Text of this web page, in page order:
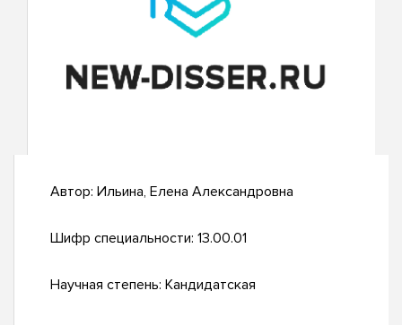
Автор: Ильина, Елена Александровна
Шифр специальности: 13.00.01
Научная степень: Кандидатская